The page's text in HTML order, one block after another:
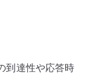
到達性や応答時